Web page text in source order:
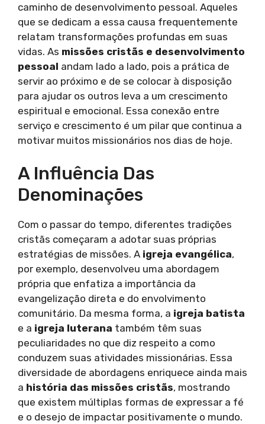
caminho de desenvolvimento pessoal. Aqueles
que se dedicam a essa causa frequentemente
relatam transformações profundas em suas
vidas. As missões cristãs e desenvolvimento
pessoal andam lado a lado, pois a prática de
servir ao próximo e de se colocar à disposição
para ajudar os outros leva a um crescimento
espiritual e emocional. Essa conexão entre
serviço e crescimento é um pilar que continua a
motivar muitos missionários nos dias de hoje.
A Influência Das
Denominações
Com o passar do tempo, diferentes tradições
cristãs começaram a adotar suas próprias
estratégias de missões. A igreja evangélica,
por exemplo, desenvolveu uma abordagem
própria que enfatiza a importância da
evangelização direta e do envolvimento
comunitário. Da mesma forma, a igreja batista
e a igreja luterana também têm suas
peculiaridades no que diz respeito a como
conduzem suas atividades missionárias. Essa
diversidade de abordagens enriquece ainda mais
a história das missões cristãs, mostrando
que existem múltiplas formas de expressar a fé
e o desejo de impactar positivamente o mundo.